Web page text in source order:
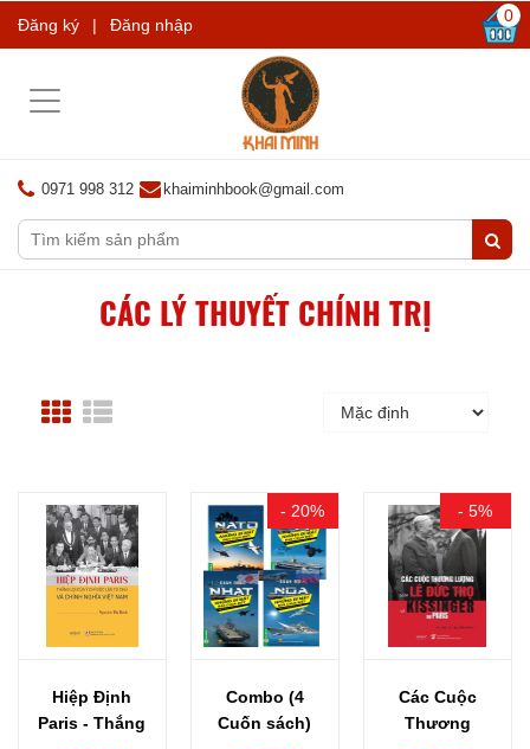
Đăng ký | Đăng nhập 0
Toggle
0971 998 312 khaiminhbook@gmail.com
CÁC LÝ THUYẾT CHÍNH TRỊ
Hiệp Định
Paris - Thắng
- 20%
Combo (4
Cuốn sách)
- 5%
Các Cuộc
Thương